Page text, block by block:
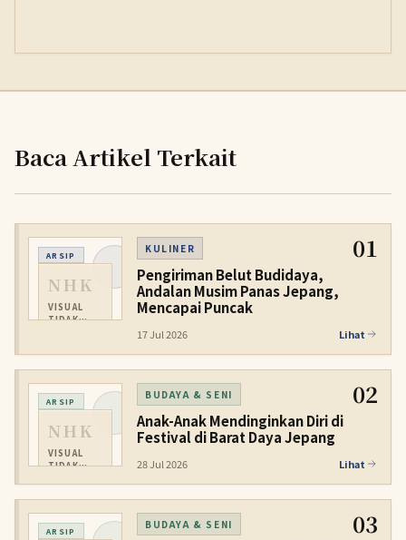
Baca Artikel Terkait
ARSIP
NHK
VISUAL
TIDAK
KULINER 01
Pengiriman Belut Budidaya,
Andalan Musim Panas Jepang,
Mencapai Puncak
17 Jul 2026 Lihat
ARSIP
NHK
VISUAL
TIDAK
BUDAYA & SENI 02
Anak-Anak Mendinginkan Diri di
Festival di Barat Daya Jepang
28 Jul 2026 Lihat
ARSIP BUDAYA & SENI 03